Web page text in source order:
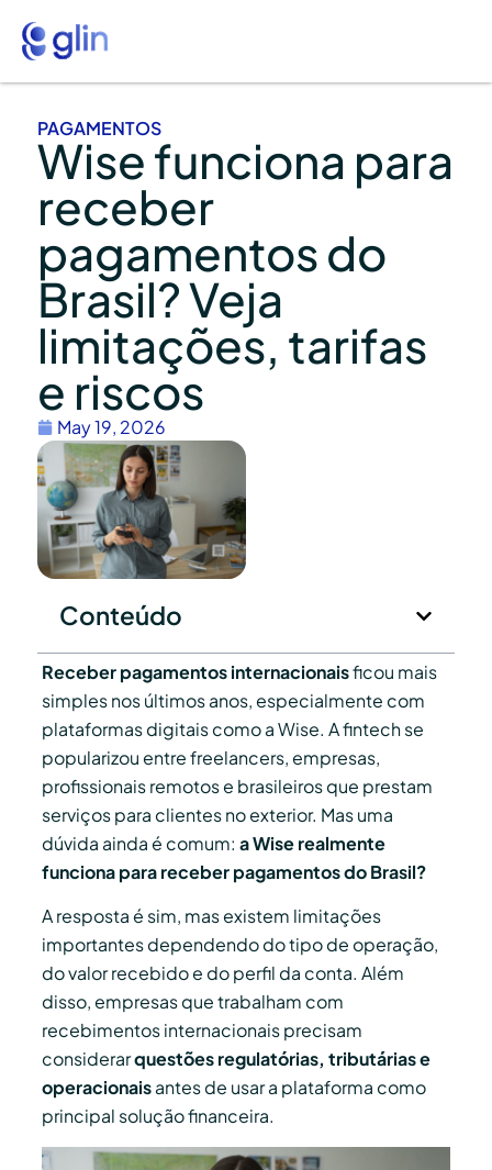
PAGAMENTOS
Wise funciona para
receber
pagamentos do
Brasil? Veja
limitações, tarifas
e riscos
May 19, 2026
Conteúdo
Receber pagamentos internacionaisficou mais
simples nos últimos anos, especialmente com
plataformas digitais como a Wise. A fintech se
popularizou entre freelancers, empresas,
profissionais remotos e brasileiros que prestam
serviços para clientes no exterior. Mas uma
dúvida ainda é comum: a Wise realmente
funciona para receber pagamentos do Brasil?
A resposta é sim, mas existem limitações
importantes dependendo do tipo de operação,
do valor recebido e do perfil da conta. Além
disso, empresas que trabalham com
recebimentos internacionais precisam
considerarquestões regulatórias, tributárias e
operacionaisantes de usar a plataforma como
principal solução financeira.